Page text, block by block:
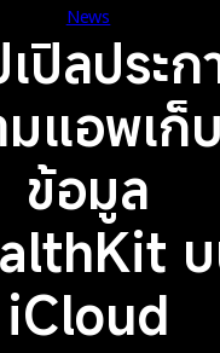
News
ปิลประก
มแอพเก็บ
ข้อมูล
iCloud